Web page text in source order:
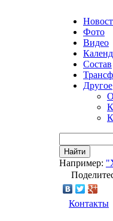
Фото
Видео
Состав
Другое
Найти
Например:
Контакты